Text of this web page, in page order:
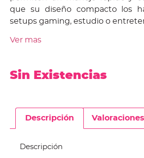
que su diseño compacto los
setups gaming, estudio o
Ver mas
Sin Existencias
Descripción
Descripción